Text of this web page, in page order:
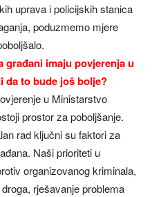
uprava i policijskih stanica
poduzmemo mjere
građani imaju povjerenja u
da to bude još bolje?
u Ministarstvo
prostor za poboljšanje.
rad ključni su faktori za
Naši prioriteti u
organizovanog kriminala,
rješavanje problema